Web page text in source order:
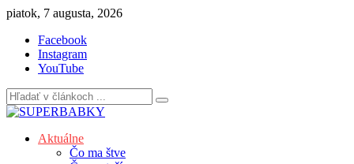
Skip
content
piatok, 7 augusta, 2026
Facebook
Instagram
YouTube
Aktuálne
Čo ma štve